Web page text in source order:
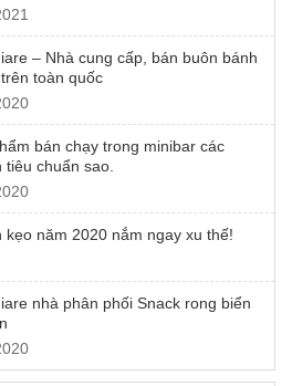
– Nhà cung cấp, bán buôn bánh
toàn quốc
bán chạy trong minibar các
tiêu chuẩn sao.
kẹo năm 2020 nắm ngay xu thế!
nhà phân phối Snack rong biển